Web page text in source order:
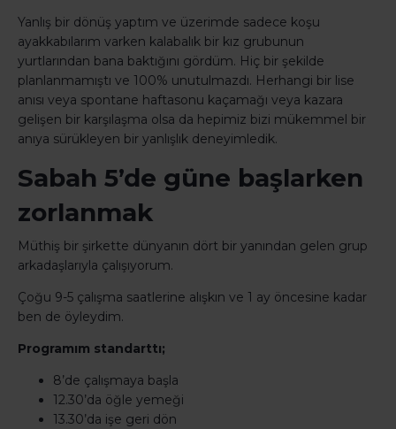
Yanlış bir dönüş yaptım ve üzerimde sadece koşu
ayakkabılarım varken kalabalık bir kız grubunun
yurtlarından bana baktığını gördüm. Hiç bir şekilde
planlanmamıştı ve 100% unutulmazdı. Herhangi bir lise
anısı veya spontane haftasonu kaçamağı veya kazara
gelişen bir karşılaşma olsa da hepimiz bizi mükemmel bir
anıya sürükleyen bir yanlışlık deneyimledik.
Sabah 5’de güne başlarken
zorlanmak
Müthiş bir şirkette dünyanın dört bir yanından gelen grup
arkadaşlarıyla çalışıyorum.
Çoğu 9-5 çalışma saatlerine alışkın ve 1 ay öncesine kadar
ben de öyleydim.
Programım standarttı;
8’de çalışmaya başla
12.30’da öğle yemeği
13.30’da işe geri dön